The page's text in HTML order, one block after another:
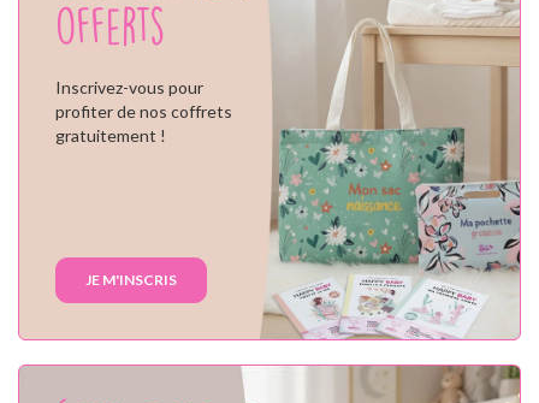
offerts
Inscrivez-vous pour
profiter de nos coffrets
gratuitement !
JE M'INSCRIS